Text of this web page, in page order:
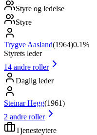
Styre og ledelse
Styre
Trygve Aasland(1964)0.1%
Styrets leder
14 andre roller
Daglig leder
Steinar Hegg(1961)
2 andre roller
Tjenesteytere